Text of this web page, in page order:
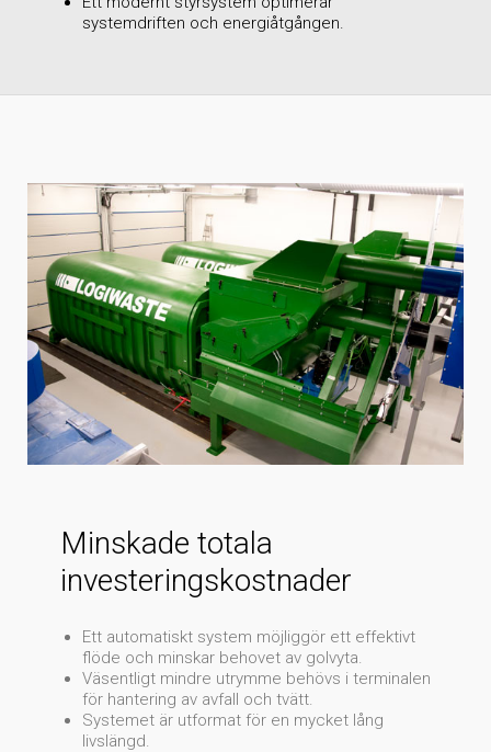
systemdriften och energiåtgången.
Minskade totala
investeringskostnader
Ett automatiskt system möjliggör ett effektivt
flöde och minskar behovet av golvyta.
Väsentligt mindre utrymme behövs i terminalen
för hantering av avfall och tvätt.
Systemet är utformat för en mycket lång
livslängd.